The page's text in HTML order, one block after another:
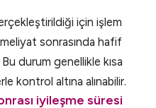
için işlem
sonrasında hafif
durum genellikle kısa
kontrol altına alınabilir.
iyileşme süresi